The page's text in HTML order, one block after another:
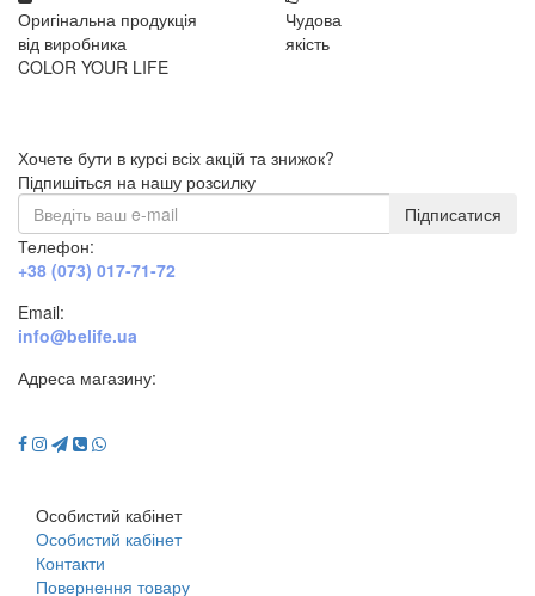
Оригінальна продукція
від виробника
Чудова
якість
COLOR YOUR LIFE
Хочете бути в курсі всіх акцій та знижок?
Підпишіться на нашу розсилку
Підписатися
Телефон:
+38 (073) 017-71-72
Email:
info@belife.ua
Адреса магазину:
Особистий кабінет
Особистий кабінет
Контакти
Повернення товару